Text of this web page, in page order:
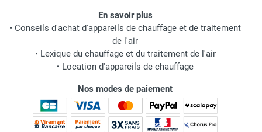
En savoir plus
• Conseils d'achat d'appareils de chauffage et de traitement
de l'air
• Lexique du chauffage et du traitement de l'air
• Location d'appareils de chauffage
Nos modes de paiement